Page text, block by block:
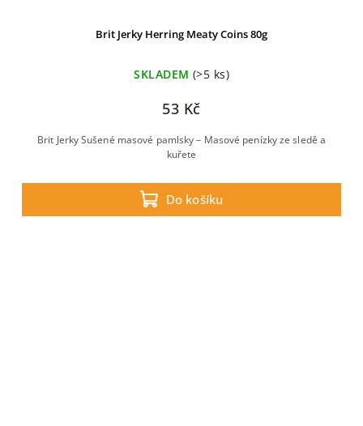
Brit Jerky Herring Meaty Coins 80g
SKLADEM (>5 ks)
53 Kč
Do košíku
Brit Jerky Sušené masové pamlsky – Masové penízky ze sledě a
kuřete